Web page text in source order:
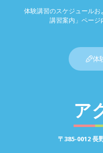
体験講習のスケジュール
講習案内」ページ
体
ア
〒385-0012 長